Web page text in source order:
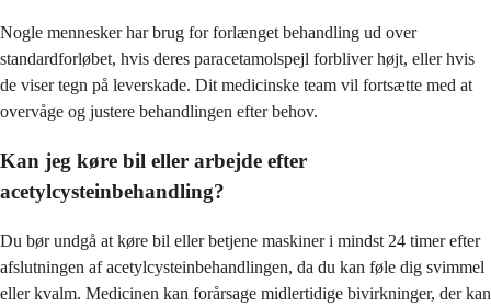
Nogle mennesker har brug for forlænget behandling ud over
standardforløbet, hvis deres paracetamolspejl forbliver højt, eller hvis
de viser tegn på leverskade. Dit medicinske team vil fortsætte med at
overvåge og justere behandlingen efter behov.
Kan jeg køre bil eller arbejde efter
acetylcysteinbehandling?
Du bør undgå at køre bil eller betjene maskiner i mindst 24 timer efter
afslutningen af acetylcysteinbehandlingen, da du kan føle dig svimmel
eller kvalm. Medicinen kan forårsage midlertidige bivirkninger, der kan